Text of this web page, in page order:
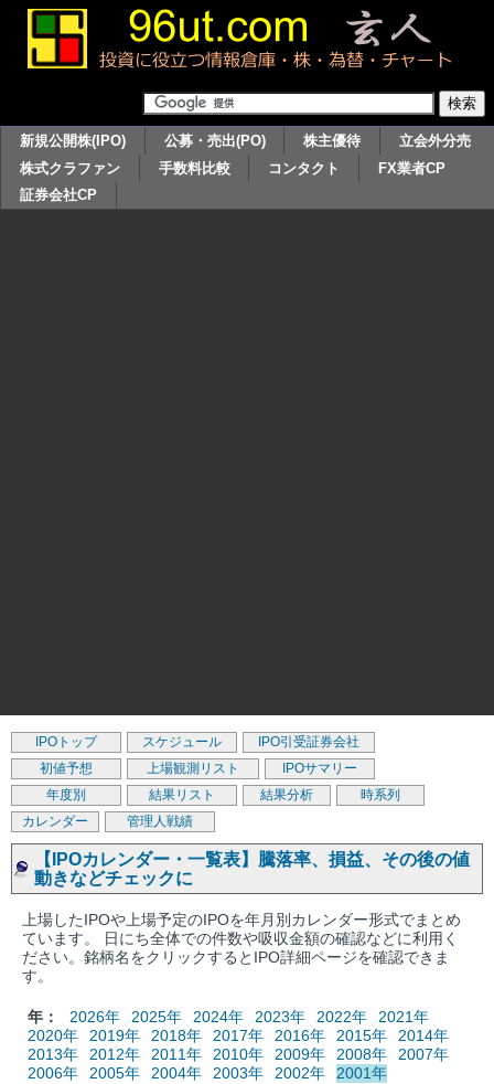
新規公開株(IPO) 公募・売出(PO) 株主優待
立会外分売
株式クラファン
手数料比較 コンタクト
FX業者CP
証券会社CP
IPOトップ スケジュール
IPO引受証券会社
初値予想
上場観測リスト
IPOサマリー
年度別
結果リスト 結果分析
時系列
カレンダー
管理人戦績
【IPOカレンダー・一覧表】騰落率、損益、その後の値
動きなどチェックに
上場したIPOや上場予定のIPOを年月別カレンダー形式でまとめ
ています。 日にち全体での件数や吸収金額の確認などに利用く
ださい。銘柄名をクリックするとIPO詳細ページを確認できま
す。
年： 2026年 2025年 2024年 2023年 2022年
2021年
2020年
2019年 2018年 2017年 2016年 2015年
2014年
2013年
2012年 2011年 2010年 2009年 2008年
2007年
2006年
2005年 2004年 2003年 2002年
2001年